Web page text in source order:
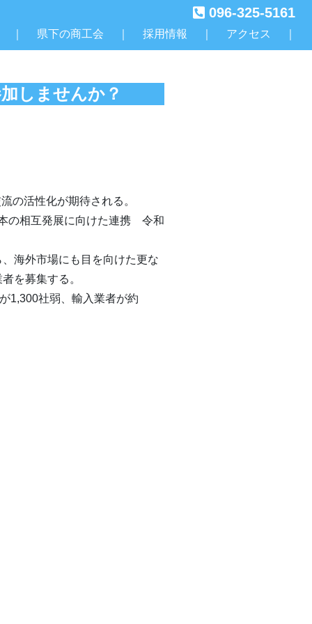
096-325-5161
県下の商工会 採用情報 アクセス
しませんか？
の活性化が期待される。
の相互発展に向けた連携 令和
海外市場にも目を向けた更な
を募集する。
1,300社弱、輸入業者が約